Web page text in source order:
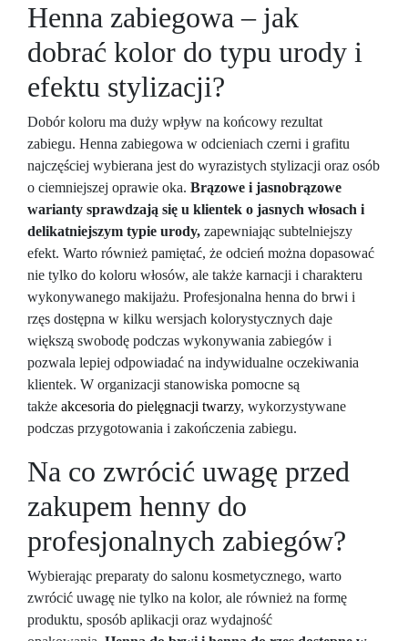
Henna zabiegowa – jak
dobrać kolor do typu urody i
efektu stylizacji?
Dobór koloru ma duży wpływ na końcowy rezultat
zabiegu. Henna zabiegowa w odcieniach czerni i grafitu
najczęściej wybierana jest do wyrazistych stylizacji oraz osób
o ciemniejszej oprawie oka. Brązowe i jasnobrązowe
warianty sprawdzają się u klientek o jasnych włosach i
delikatniejszym typie urody, zapewniając subtelniejszy
efekt. Warto również pamiętać, że odcień można dopasować
nie tylko do koloru włosów, ale także karnacji i charakteru
wykonywanego makijażu. Profesjonalna henna do brwi i
rzęs dostępna w kilku wersjach kolorystycznych daje
większą swobodę podczas wykonywania zabiegów i
pozwala lepiej odpowiadać na indywidualne oczekiwania
klientek. W organizacji stanowiska pomocne są
także akcesoria do pielęgnacji twarzy, wykorzystywane
podczas przygotowania i zakończenia zabiegu.
Na co zwrócić uwagę przed
zakupem henny do
profesjonalnych zabiegów?
Wybierając preparaty do salonu kosmetycznego, warto
zwrócić uwagę nie tylko na kolor, ale również na formę
produktu, sposób aplikacji oraz wydajność